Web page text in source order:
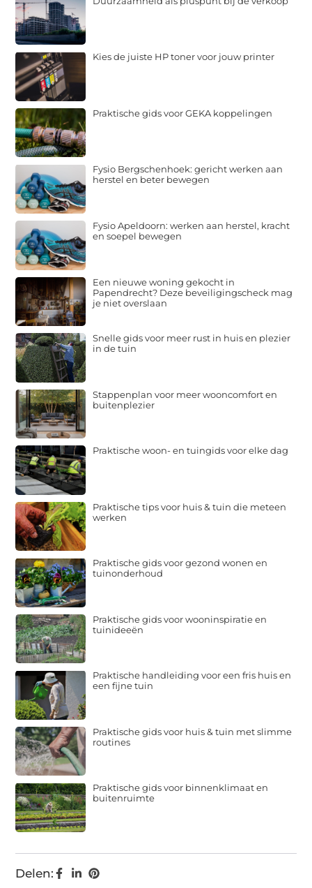
Delen:
Kies de juiste HP toner voor jouw printer
Praktische gids voor GEKA koppelingen
Fysio Bergschenhoek: gericht werken aan
herstel en beter bewegen
Fysio Apeldoorn: werken aan herstel, kracht
en soepel bewegen
Een nieuwe woning gekocht in
Papendrecht? Deze beveiligingscheck mag
je niet overslaan
Snelle gids voor meer rust in huis en plezier
in de tuin
Stappenplan voor meer wooncomfort en
buitenplezier
Praktische woon- en tuingids voor elke dag
Praktische tips voor huis & tuin die meteen
werken
Praktische gids voor gezond wonen en
tuinonderhoud
Praktische gids voor wooninspiratie en
tuinideeën
Praktische handleiding voor een fris huis en
een fijne tuin
Praktische gids voor huis & tuin met slimme
routines
Praktische gids voor binnenklimaat en
buitenruimte